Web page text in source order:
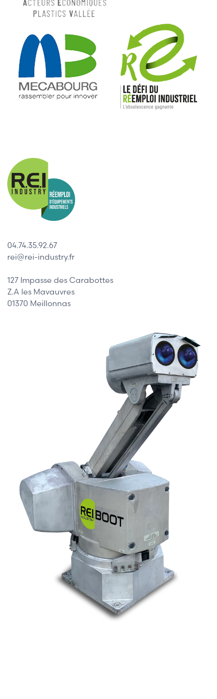
04.74.35.92.67
rei@rei-industry.fr
127 Impasse des Carabottes
Z.A les Mavauvres
01370 Meillonnas